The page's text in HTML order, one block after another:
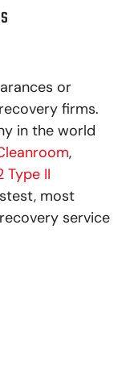
or
firms.
in the world
,
Type II
most
service